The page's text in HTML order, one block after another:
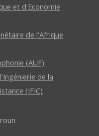
et d'Economie
de l'Afrique
(AUF)
de la
(IFIC)